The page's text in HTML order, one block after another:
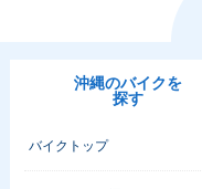
沖縄のバイクを
探す
バイクトップ